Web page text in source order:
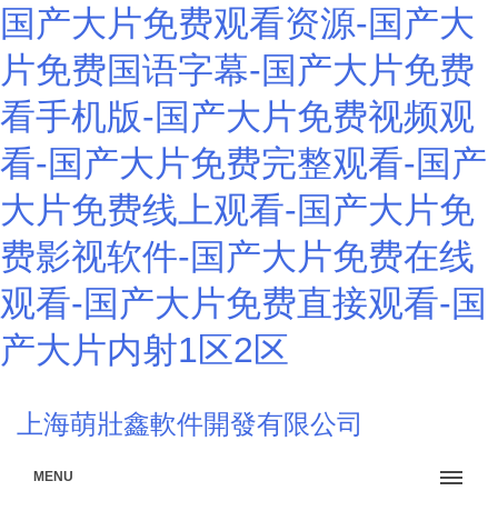
国产大片免费观看资源-国产大
片免费国语字幕-国产大片免费
看手机版-国产大片免费视频观
看-国产大片免费完整观看-国产
大片免费线上观看-国产大片免
费影视软件-国产大片免费在线
观看-国产大片免费直接观看-国
产大片内射1区2区
上海萌壯鑫軟件開發有限公司
MENU